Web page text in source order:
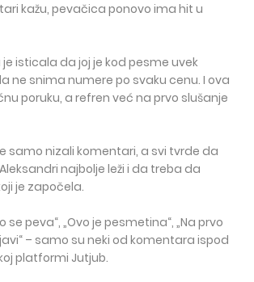
kažu, pevačica ponovo ima hit u
isticala da joj je kod pesme uvek
ne snima numere po svaku cenu. I ova
poruku, a refren već na prvo slušanje
samo nizali komentari, a svi tvrde da
najbolje leži i da treba da
je započela.
se peva“, „Ovo je pesmetina“, „Na prvo
– samo su neki od komentara ispod
platformi Jutjub.